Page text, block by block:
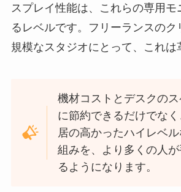
スプレイ性能は、これらの専用モ
るレベルです。フリーランスのク
規模なスタジオにとって、これは
機材コストとデスクの
に節約できるだけでな
居の高かったハイレベ
組みを、より多くの人
るようになります。